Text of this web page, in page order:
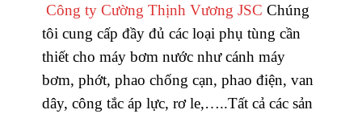
Công ty Cường Thịnh Vương JSC Chúng
tôi cung cấp đầy đủ các loại phụ tùng cần
thiết cho máy bơm nước như cánh máy
bơm, phớt, phao chống cạn, phao điện, van
dây, công tắc áp lực, rơ le,…..Tất cả các sản